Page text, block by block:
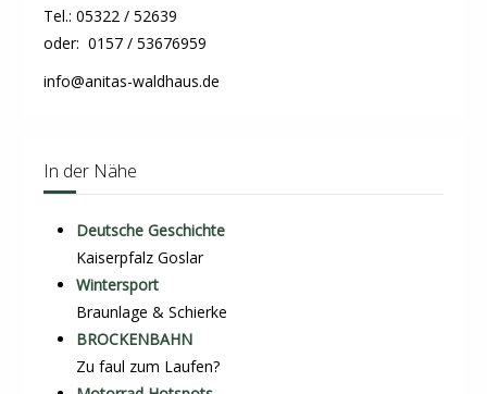
Tel.: 05322 / 52639
oder: 0157 / 53676959
info@anitas-waldhaus.de
In der Nähe
Deutsche Geschichte
Kaiserpfalz Goslar
Wintersport
Braunlage & Schierke
BROCKENBAHN
Zu faul zum Laufen?